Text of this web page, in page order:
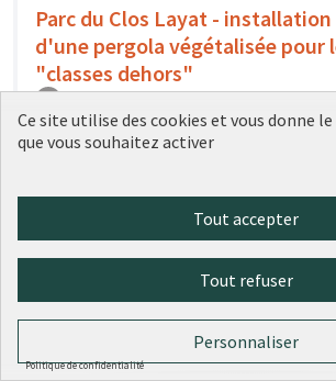
Parc du Clos Layat - installation
d'une pergola végétalisée pour
"classes dehors"
Ce site utilise des cookies et vous donne
que vous souhaitez activer
Tout accepter
Tout refuser
Personnaliser
Politique de confidentialité